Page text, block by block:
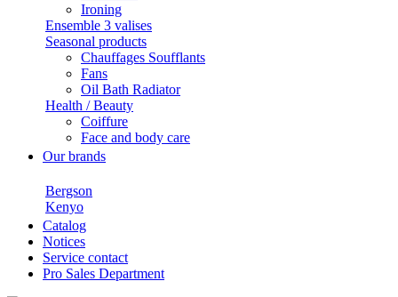
Ironing
Ensemble 3 valises
Seasonal products
Chauffages Soufflants
Fans
Oil Bath Radiator
Health / Beauty
Coiffure
Face and body care
Our brands
Bergson
Kenyo
Catalog
Notices
Service contact
Pro Sales Department